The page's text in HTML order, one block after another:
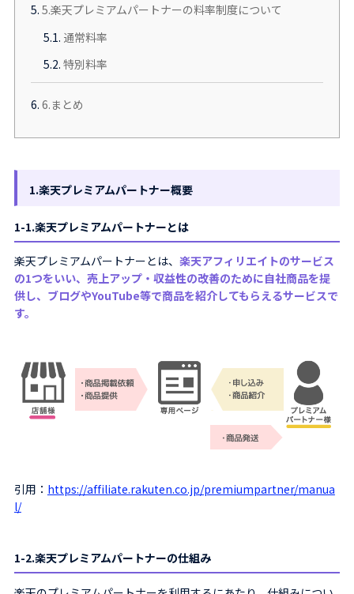
5. 5.楽天プレミアムパートナーの料率制度について
5.1. 通常料率
5.2. 特別料率
6. 6.まとめ
1.楽天プレミアムパートナー概要
1-1.楽天プレミアムパートナーとは
楽天プレミアムパートナーとは、 楽天アフィリエイトのサービス
の1つをいい、売上アップ・収益性の改善のために自社商品を提
供し、ブログやYouTube等で商品を紹介してもらえるサービスで
す。
引用： https://affiliate.rakuten.co.jp/premiumpartner/manua
l/
1-2.楽天プレミアムパートナーの仕組み